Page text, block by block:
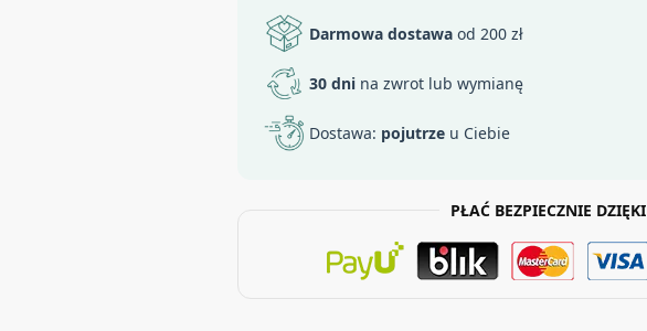
Darmowa dostawa od 200 zł
30 dni na zwrot lub wymianę
Dostawa: pojutrze u Ciebie
PŁAĆ BEZPIECZNIE DZIĘKI